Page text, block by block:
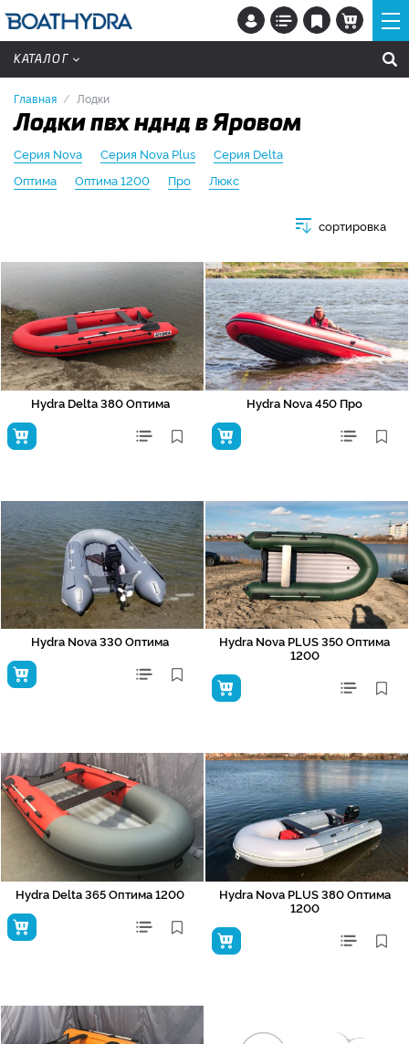
КАТАЛОГ
Главная Лодки
Лодки пвх нднд в Яровом
Серия Nova Серия Nova Plus
Серия Delta
Оптима
Оптима 1200 Про Люкс
сортировка
Hydra Delta 380 Оптима Hydra Nova 450 Про
Hydra Nova 330 Оптима
Hydra Nova PLUS 350 Оптима
1200
Hydra Delta 365 Оптима 1200
Hydra Nova PLUS 380 Оптима
1200